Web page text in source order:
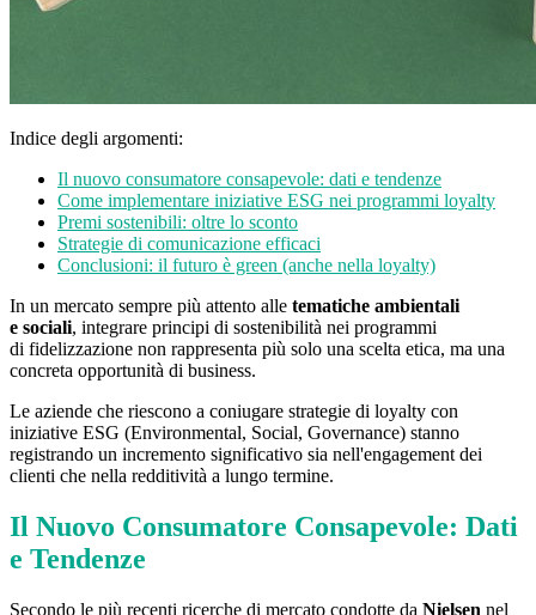
Indice degli argomenti:
Il nuovo consumatore consapevole: dati e tendenze
Come implementare iniziative ESG nei programmi loyalty
Premi sostenibili: oltre lo sconto
Strategie di comunicazione efficaci
Conclusioni: il futuro è green (anche nella loyalty)
In un mercato sempre più attento alle tematiche ambientali
e sociali, integrare principi di sostenibilità nei programmi
di fidelizzazione non rappresenta più solo una scelta etica, ma una
concreta opportunità di business.
Le aziende che riescono a coniugare strategie di loyalty con
iniziative ESG (Environmental, Social, Governance) stanno
registrando un incremento significativo sia nell'engagement dei
clienti che nella redditività a lungo termine.
Il Nuovo Consumatore Consapevole: Dati
e Tendenze
Secondo le più recenti ricerche di mercato condotte da Nielsen nel